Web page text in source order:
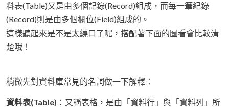
料表(Table)又是由多個記錄(Record)組成，而每一筆紀錄
(Record)則是由多個欄位(Field)組成的。
這樣聽起來是不是太繞口了呢，搭配著下面的圖看會比較清
楚哦！
稍微先對資料庫常見的名詞做一下解釋：
資料表(Table) ：又稱表格，是由「資料行」與「資料列」所